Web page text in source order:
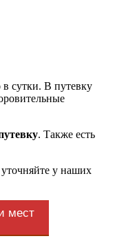
в сутки. В путевку
. Также есть
у наших
мест